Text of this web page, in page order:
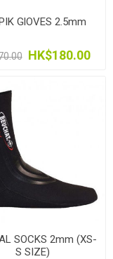
GlOVES 2.5mm
HK$180.00
SOCKS 2mm (XS-
S SIZE)